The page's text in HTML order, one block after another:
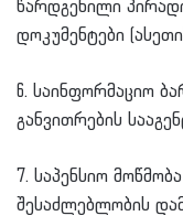
წარდგენილი
დოკუმენტები
6. საინფორმაციო
განვითრების
7. საპენსიო
შესაძლებლობის